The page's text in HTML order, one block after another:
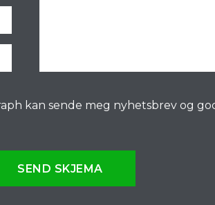
kan sende meg nyhetsbrev og
SEND SKJEMA